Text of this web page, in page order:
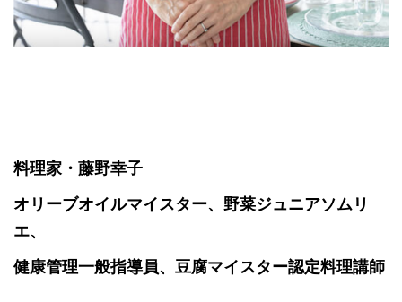
​料理家・藤野幸子
​オリーブオイルマイスター、野菜ジュニアソムリ
エ、
健康管理一般指導員、豆腐マイスター認定料理講師